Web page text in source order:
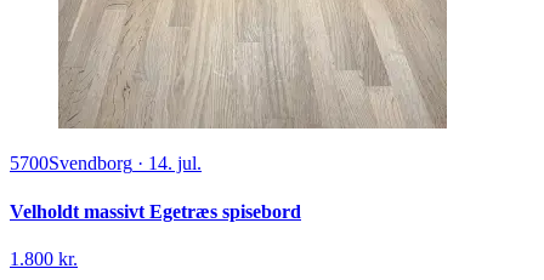
5700Svendborg · 14. jul.
Velholdt massivt Egetræs spisebord
1.800 kr.